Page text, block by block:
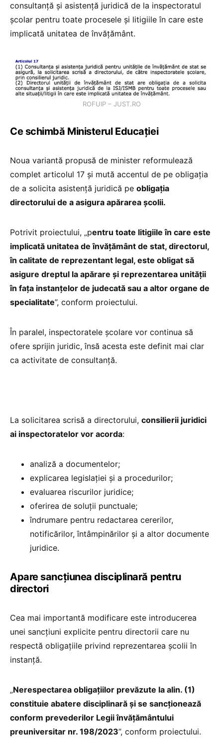
consultanță și asistență juridică de la inspectoratul
școlar pentru toate procesele și litigiile în care este
implicată unitatea de învățământ.
ROFUIP – JUST.RO
Ce schimbă Ministerul Educației
Noua variantă propusă de minister reformulează
complet articolul 17 și mută accentul de pe obligația
de a solicita asistență juridică pe obligația
directorului de a asigura apărarea școlii.
Potrivit proiectului, „pentru toate litigiile în care este
implicată unitatea de învățământ de stat, directorul,
în calitate de reprezentant legal, este obligat să
asigure dreptul la apărare și reprezentarea unității
în fața instanțelor de judecată sau a altor organe de
specialitate”, conform proiectului.
În paralel, inspectoratele școlare vor continua să
ofere sprijin juridic, însă acesta este definit mai clar
ca activitate de consultanță.
La solicitarea scrisă a directorului, consilierii juridici
ai inspectoratelor vor acorda:
analiză a documentelor;
explicarea legislației și a procedurilor;
evaluarea riscurilor juridice;
oferirea de soluții punctuale;
îndrumare pentru redactarea cererilor,
notificărilor, întâmpinărilor și a altor documente
juridice.
Apare sancțiunea disciplinară pentru
directori
Cea mai importantă modificare este introducerea
unei sancțiuni explicite pentru directorii care nu
respectă obligațiile privind reprezentarea școlii în
instanță.
„Nerespectarea obligațiilor prevăzute la alin. (1)
constituie abatere disciplinară și se sancționează
conform prevederilor Legii învățământului
preuniversitar nr. 198/2023”, conform proiectului.